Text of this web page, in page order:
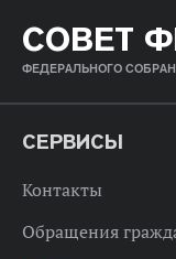
СОВЕТ
ФЕДЕРАЛЬНОГО
СЕРВИСЫ
Контакты
Обращения